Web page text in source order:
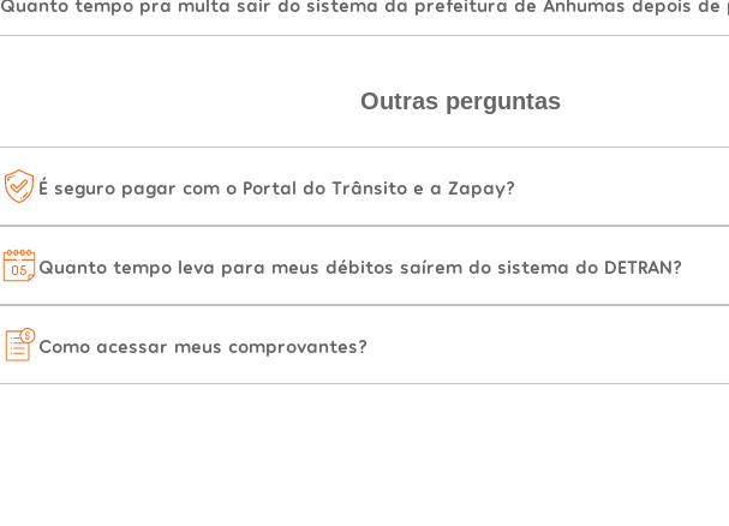
Outras perguntas
É seguro pagar com o Portal do Trânsito e a Zapay?
Quanto tempo leva para meus débitos saírem do sistema do DETRAN?
Como acessar meus comprovantes?